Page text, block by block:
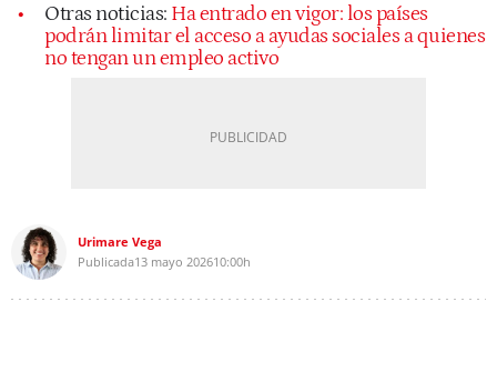
Otras noticias: Ha entrado en vigor: los países
podrán limitar el acceso a ayudas sociales a quienes
no tengan un empleo activo
Urimare Vega
Publicada13 mayo 202610:00h